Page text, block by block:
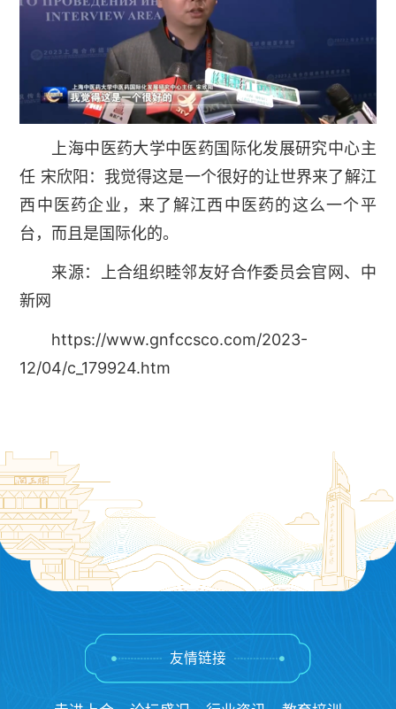
上海中医药大学中医药国际化发展研究中心主
任 宋欣阳：我觉得这是一个很好的让世界来了解江
西中医药企业，来了解江西中医药的这么一个平
台，而且是国际化的。
来源：上合组织睦邻友好合作委员会官网、中
新网
https://www.gnfccsco.com/2023-
12/04/c_179924.htm
友情链接